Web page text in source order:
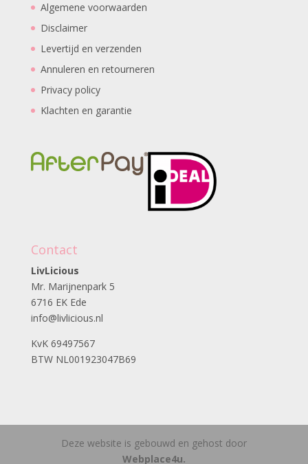
Algemene voorwaarden
Disclaimer
Levertijd en verzenden
Annuleren en retourneren
Privacy policy
Klachten en garantie
Contact
LivLicious
Mr. Marijnenpark 5
6716 EK Ede
info@livlicious.nl
KvK 69497567
BTW NL001923047B69
Deze website is gebouwd en gehost door
Webplace4u.